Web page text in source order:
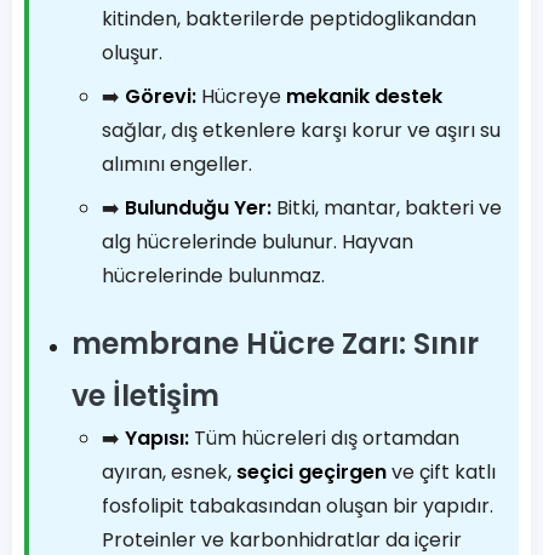
kitinden, bakterilerde peptidoglikandan
oluşur.
➡️ Görevi: Hücreye mekanik destek
sağlar, dış etkenlere karşı korur ve aşırı su
alımını engeller.
➡️ Bulunduğu Yer: Bitki, mantar, bakteri ve
alg hücrelerinde bulunur. Hayvan
hücrelerinde bulunmaz.
membrane Hücre Zarı: Sınır
ve İletişim
➡️ Yapısı: Tüm hücreleri dış ortamdan
ayıran, esnek, seçici geçirgenve çift katlı
fosfolipit tabakasından oluşan bir yapıdır.
Proteinler ve karbonhidratlar da içerir